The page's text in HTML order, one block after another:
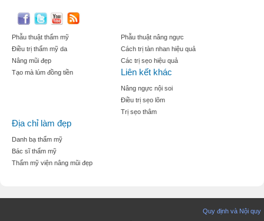
Phẫu thuật thẩm mỹ
Điều trị thẩm mỹ da
Nâng mũi đẹp
Tạo mà lúm đồng tiền
Phẫu thuật nâng ngực
Cách trị tàn nhan hiệu quả
Các trị sẹo hiệu quả
Liên kết khác
Nâng ngực nội soi
Điều trị sẹo lõm
Trị sẹo thâm
Địa chỉ làm đẹp
Danh bạ thẩm mỹ
Bác sĩ thẩm mỹ
Thẩm mỹ viện nâng mũi đẹp
Quy định và Nội quy